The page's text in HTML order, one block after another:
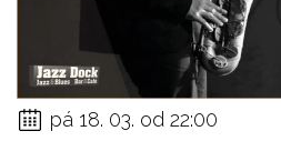
pá 18. 03. od 22:00